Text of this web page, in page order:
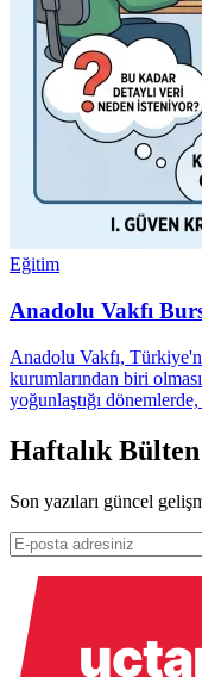
Eğitim
Anadolu Vakfı
Anadolu Vakfı,
kurumlarından biri
yoğunlaştığı
Haftalık Bülten
Son yazıları güncel